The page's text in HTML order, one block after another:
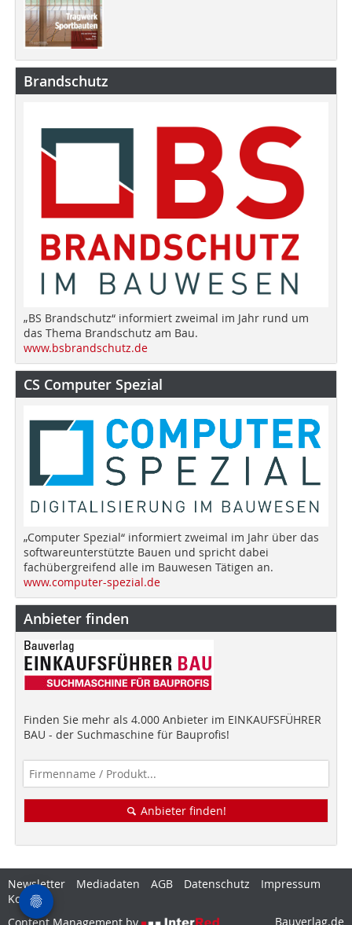
Brandschutz
„BS Brandschutz“ informiert zweimal im Jahr rund um
das Thema Brandschutz am Bau.
www.bsbrandschutz.de
CS Computer Spezial
„Computer Spezial“ informiert zweimal im Jahr über das
softwareunterstützte Bauen und spricht dabei
fachübergreifend alle im Bauwesen Tätigen an.
www.computer-spezial.de
Anbieter finden
Finden Sie mehr als 4.000 Anbieter im EINKAUFSFÜHRER
BAU - der Suchmaschine für Bauprofis!
Anbieter finden!
Newsletter Mediadaten AGB Datenschutz
Impressum
Kontakt
Bauverlag.de